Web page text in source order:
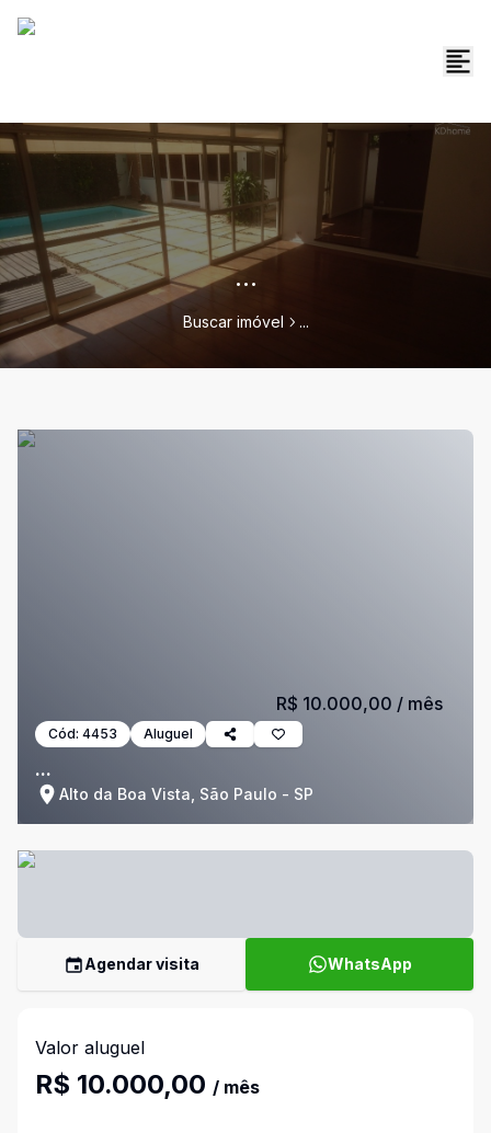
...
Buscar imóvel ...
Cód: 4453 Aluguel
...
Alto da Boa Vista, São Paulo - SP
R$ 10.000,00 / mês
Agendar visita WhatsApp
Valor aluguel
R$ 10.000,00 / mês